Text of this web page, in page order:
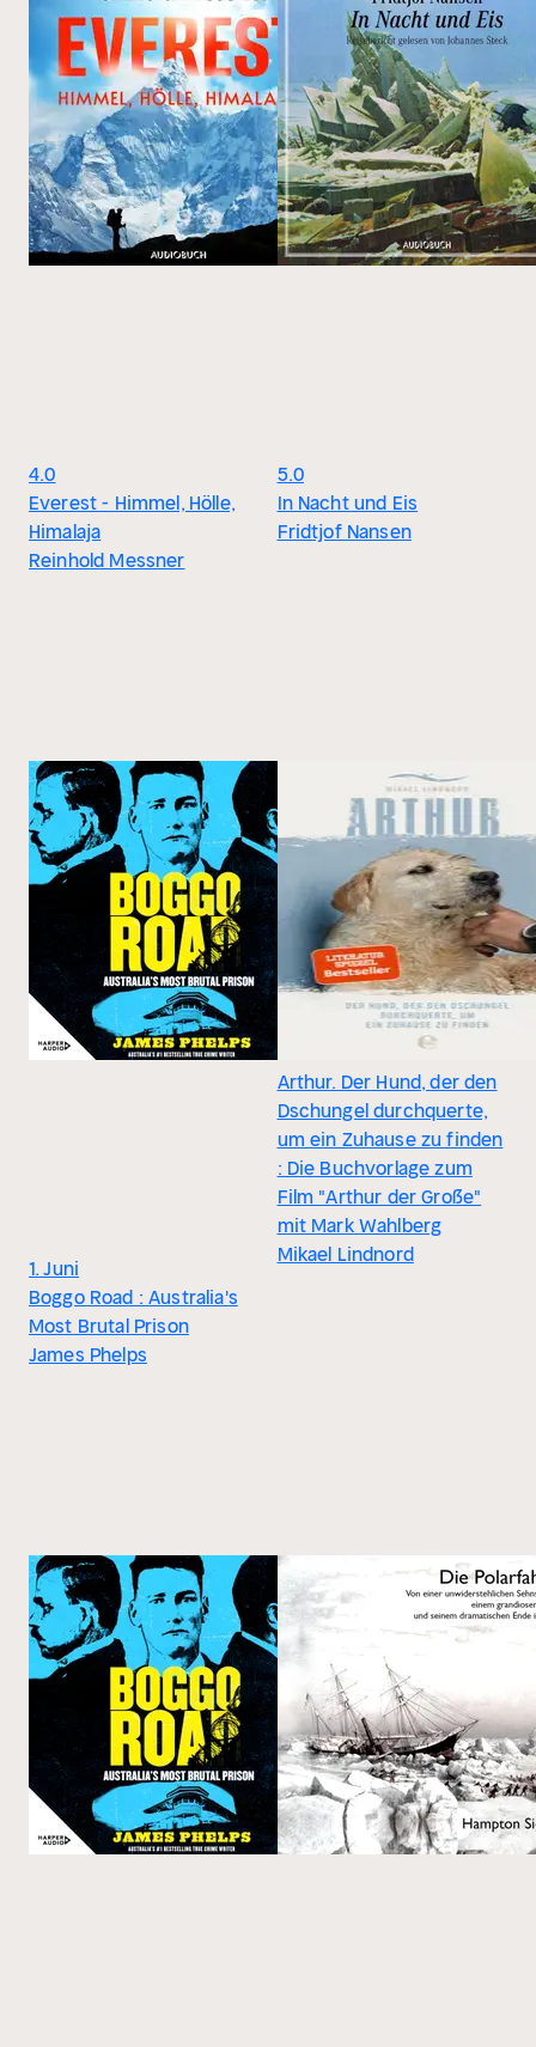
4.0
Everest - Himmel, Hölle,
Himalaja
Reinhold Messner
5.0
In Nacht und Eis
Fridtjof Nansen
1. Juni
Boggo Road : Australia's
Most Brutal Prison
James Phelps
Arthur. Der Hund, der den
Dschungel durchquerte,
um ein Zuhause zu finden
: Die Buchvorlage zum
Film "Arthur der Große"
mit Mark Wahlberg
Mikael Lindnord